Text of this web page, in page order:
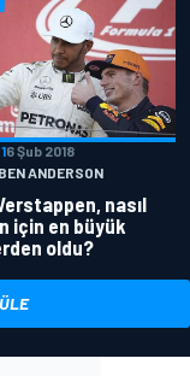
6 Şub 2018
ANDERSON
nasıl
için en büyük
oldu?